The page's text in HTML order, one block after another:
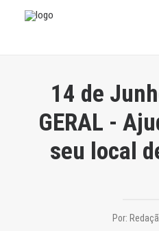
JURÍDICO
14 de
GERAL -
seu local
Por: